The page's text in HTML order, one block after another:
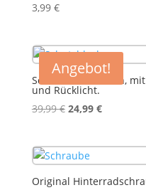
3,99 €
Angebot!
Schutzblech Hinten,
und Rücklicht.
39,99€ Ursprünglicher
39,99 €
24,99 €Aktueller
Original